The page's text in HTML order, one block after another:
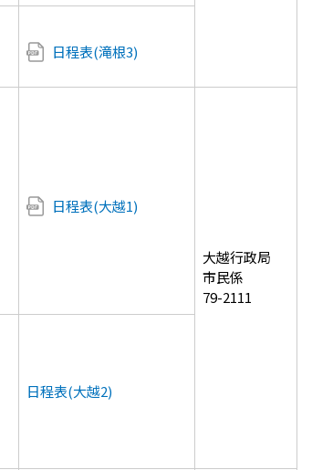
日程表(滝根3)
日程表(大越1)
大越行政局
市民係
79-2111
日程表(大越2)